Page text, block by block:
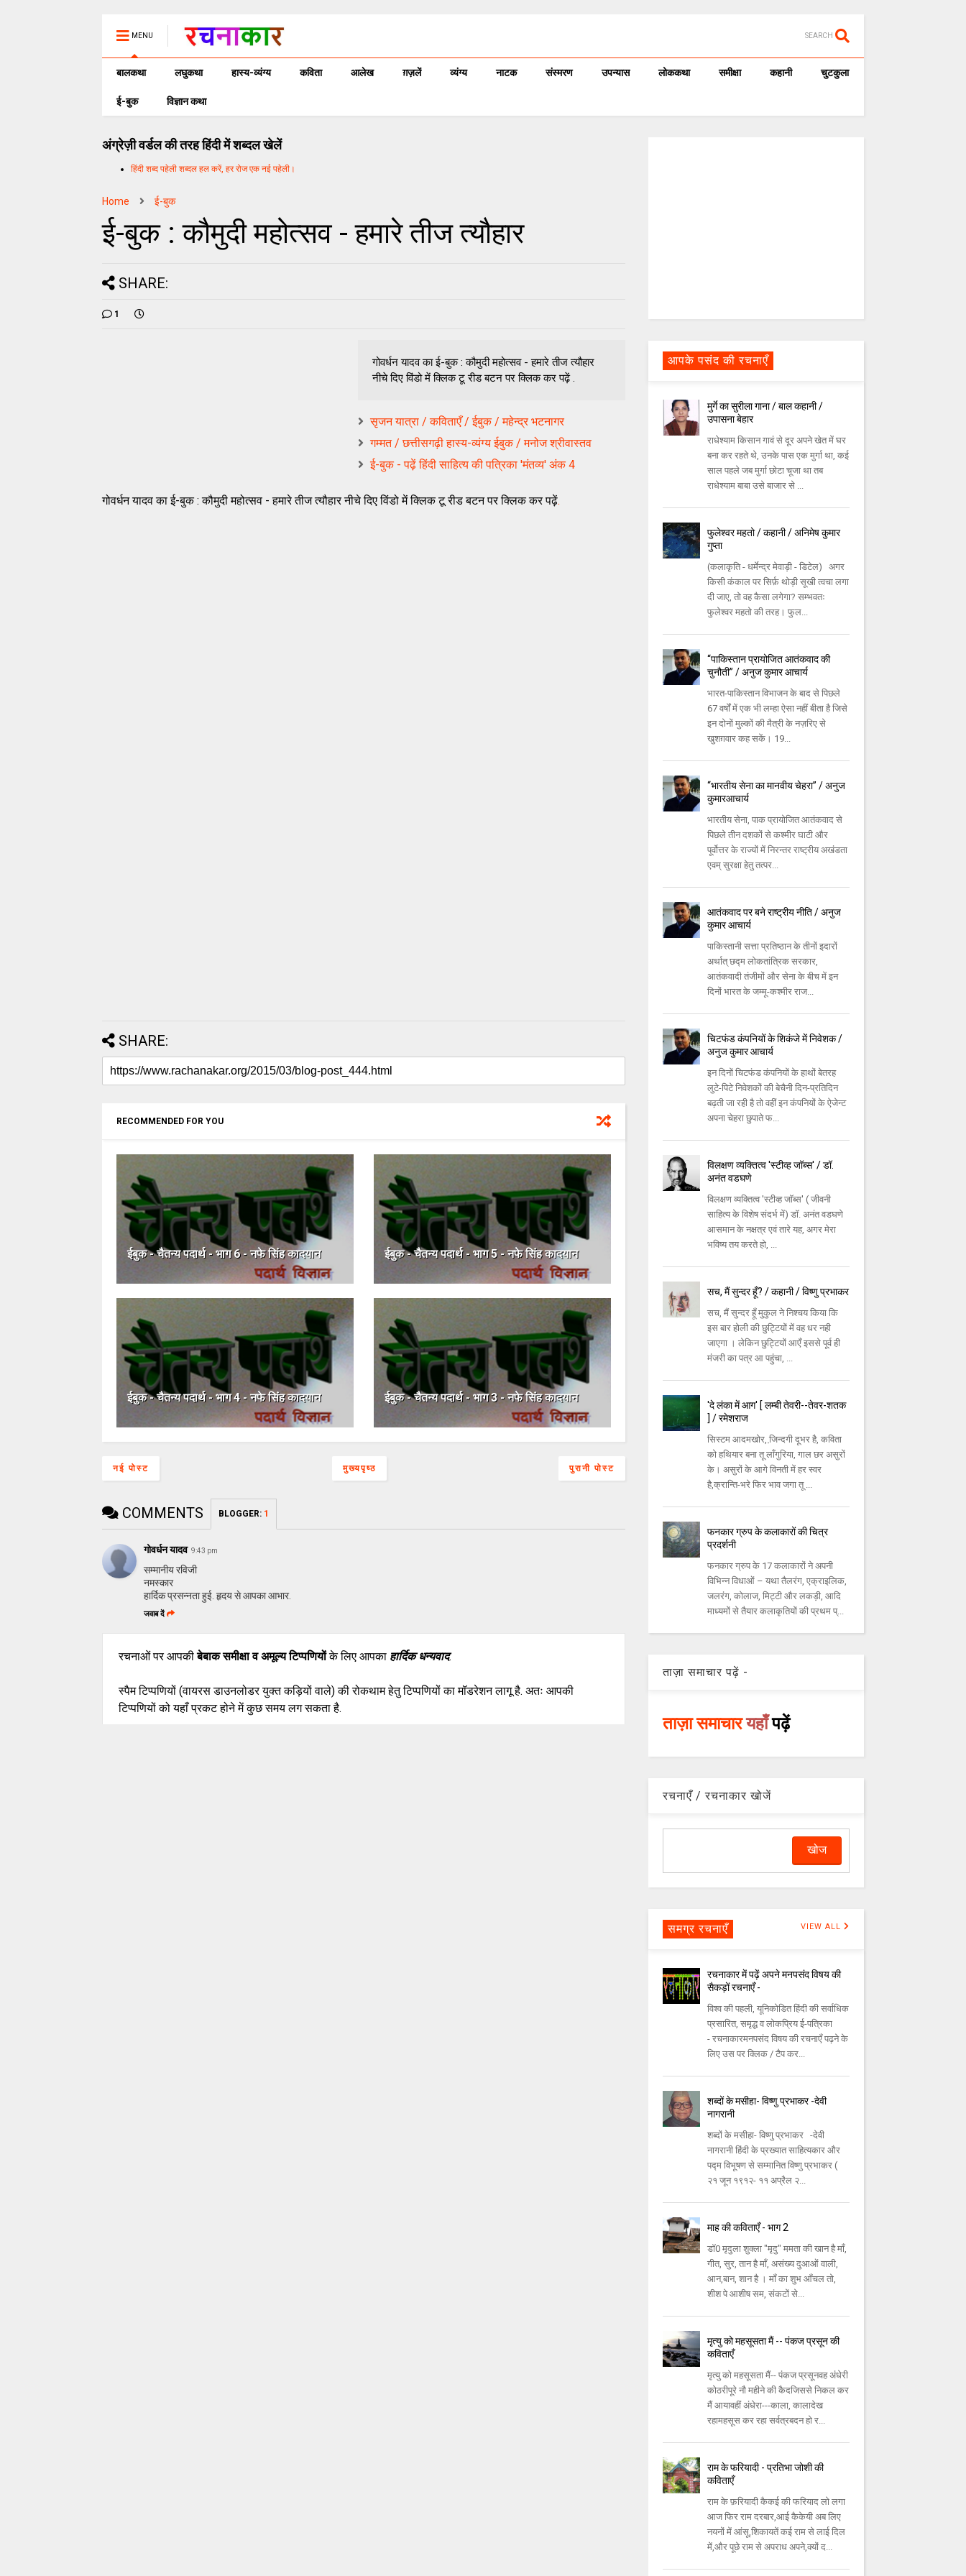
MENU SEARCH
बालकथा लघुकथा हास्य-व्यंग्य कविता आलेख ग़ज़लें व्यंग्य नाटक संस्मरण उपन्यास लोककथा समीक्षा कहानी चुटकुला
ई-बुक विज्ञान कथा
अंग्रेज़ी वर्डल की तरह हिंदी में शब्दल खेलें
हिंदी शब्द पहेली शब्दल हल करें, हर रोज एक नई पहेली।
Home ई-बुक
ई-बुक : कौमुदी महोत्सव - हमारे तीज त्यौहार
SHARE:
1
गोवर्धन यादव का ई-बुक : कौमुदी महोत्सव - हमारे तीज त्यौहार
नीचे दिए विंडो में क्लिक टू रीड बटन पर क्लिक कर पढ़ें .
सृजन यात्रा / कविताएँ / ईबुक / महेन्द्र भटनागर
गम्मत / छत्तीसगढ़ी हास्य-व्यंग्य ईबुक / मनोज श्रीवास्तव
ई-बुक - पढ़ें हिंदी साहित्य की पत्रिका 'मंतव्य' अंक 4
गोवर्धन यादव का ई-बुक : कौमुदी महोत्सव - हमारे तीज त्यौहार नीचे दिए विंडो में क्लिक टू रीड बटन पर क्लिक कर पढ़ें.
SHARE:
RECOMMENDED FOR YOU
ईबुक - चैतन्य पदार्थ - भाग 6 - नफे सिंह कादयान ईबुक - चैतन्य पदार्थ - भाग 5 - नफे सिंह कादयान
ईबुक - चैतन्य पदार्थ - भाग 4 - नफे सिंह कादयान ईबुक - चैतन्य पदार्थ - भाग 3 - नफे सिंह कादयान
नई पोस्ट पुरानी पोस्ट
मुख्यपृष्ठ
COMMENTS BLOGGER: 1
गोवर्धन यादव 9:43 pm
सम्मानीय रविजी
नमस्कार
हार्दिक प्रसन्नता हुई. हृदय से आपका आभार.
जवाब दें
रचनाओं पर आपकीबेबाक समीक्षा व अमूल्य टिप्पणियोंके लिए आपका हार्दिक धन्यवाद.
स्पैम टिप्पणियों (वायरस डाउनलोडर युक्त कड़ियों वाले) की रोकथाम हेतु टिप्पणियों का मॉडरेशन लागू है. अतः आपकी
टिप्पणियों को यहाँ प्रकट होने में कुछ समय लग सकता है.
आपके पसंद की रचनाएँ
मुर्गे का सुरीला गाना / बाल कहानी /
उपासना बेहार
राधेश्याम किसान गावं से दूर अपने खेत में घर
बना कर रहते थे, उनके पास एक मुर्गा था, कई
साल पहले जब मुर्गा छोटा चूजा था तब
राधेश्याम बाबा उसे बाजार से ...
फुलेश्वर महतो / कहानी / अनिमेष कुमार
गुप्ता
(कलाकृति - धर्मेन्द्र मेवाड़ी - डिटेल) अगर
किसी कंकाल पर सिर्फ़ थोड़ी सूखी त्वचा लगा
दी जाए, तो वह कैसा लगेगा? सम्भवतः
फुलेश्वर महतो की तरह। फुल...
‘‘पाकिस्तान प्रायोजित आतंकवाद की
चुनौती’’ / अनुज कुमार आचार्य
भारत-पाकिस्तान विभाजन के बाद से पिछले
67 वर्षों में एक भी लम्हा ऐसा नहीं बीता है जिसे
इन दोनों मुल्कों की मैत्री के नज़रिए से
खुशग़वार कह सकें। 19...
‘‘भारतीय सेना का मानवीय चेहरा’’ / अनुज
कुमारआचार्य
भारतीय सेना, पाक प्रायोजित आतंकवाद से
पिछले तीन दशकों से कश्मीर घाटी और
पूर्वोत्तर के राज्यों में निरन्तर राष्ट्रीय अखंडता
एवम् सुरक्षा हेतु तत्पर...
आतंकवाद पर बने राष्ट्रीय नीति / अनुज
कुमार आचार्य
पाकिस्तानी सत्ता प्रतिष्ठान के तीनों इदारों
अर्थात् छद्म लोकतांत्रिक सरकार,
आतंकवादी तंजीमों और सेना के बीच में इन
दिनों भारत के जम्मू-कश्मीर राज...
चिटफंड कंपनियों के शिकंजे में निवेशक /
अनुज कुमार आचार्य
इन दिनों चिटफंड कंपनियों के हाथों बेतरह
लुटे-पिटे निवेशकों की बेचैनी दिन-प्रतिदिन
बढ़ती जा रही है तो वहीं इन कंपनियों के ऐजेन्ट
अपना चेहरा छुपाते फ...
विलक्षण व्यक्तित्व 'स्टीव्ह जॉब्स' / डॉ.
अनंत वडघणे
विलक्षण व्यक्तित्व 'स्टीव्ह जॉब्स' ( जीवनी
साहित्य के विशेष संदर्भ में) डॉ. अनंत वडघणे
आसमान के नक्षत्र एवं तारे यह, अगर मेरा
भविष्य तय करते हो, ...
सच, मैं सुन्दर हूँ? / कहानी / विष्णु प्रभाकर
सच, मैं सुन्दर हूँ मुकुल ने निश्चय किया कि
इस बार होली की छुट्टियों में वह धर नही
जाएगा । लेकिन छुट्टियों आएँ इससे पूर्व ही
मंजरी का पत्र आ पहुंचा, ...
'दे लंका में आग' [ लम्बी तेवरी--तेवर-शतक
] / रमेशराज
सिस्टम आदमखोर, जि़न्दगी दूभर है, कविता
को हथियार बना तू लाँगुरिया, गाल छर असुरों
के। असुरों के आगे विनती में हर स्वर
है,क्रान्ति-भरे फिर भाव जगा तू ...
फनकार ग्रुप के कलाकारों की चित्र
प्रदर्शनी
फनकार ग्रुप के 17 कलाकारों ने अपनी
विभिन्न विधाओं – यथा तैलरंग, एक्राइलिक,
जलरंग, कोलाज, मिट्टी और लकड़ी, आदि
माध्यमों से तैयार कलाकृतियों की प्रथम प्...
ताज़ा समाचार पढ़ें -
ताज़ा समाचारयहाँपढ़ें
रचनाएँ / रचनाकार खोजें
समग्र रचनाएँ VIEW ALL
रचनाकार में पढ़ें अपने मनपसंद विषय की
सैकड़ों रचनाएँ -
विश्व की पहली, यूनिकोडित हिंदी की सर्वाधिक
प्रसारित, समृद्ध व लोकप्रिय ई-पत्रिका
- रचनाकारमनपसंद विषय की रचनाएँ पढ़ने के
लिए उस पर क्लिक / टैप कर...
शब्दों के मसीहा- विष्णु प्रभाकर -देवी
नागरानी
शब्दों के मसीहा- विष्णु प्रभाकर -देवी
नागरानी हिंदी के प्रख्यात साहित्यकार और
पद्म विभूषण से सम्मानित विष्णु प्रभाकर (
२१ जून १९१२- ११ अप्रैल २...
माह की कविताएँ - भाग 2
डॉ0 मृदुला शुक्ला "मृदु" ममता की खान है माँ,
गीत, सुर, तान है माँ, असंख्य दुआओं वाली,
आन,बान, शान है । माँ का शुभ आँचल तो,
शीश पे आशीष सम, संकटों से...
मृत्यु को महसूसता मैं -- पंकज प्रसून की
कविताएँ
मृत्यु को महसूसता मैं-- पंकज प्रसूनवह अंधेरी
कोठरीपूरे नौ महीने की कैदजिससे निकल कर
मैं आयावहीं अंधेरा---काला, कालादेख
रहामहसूस कर रहा सर्वत्रबदन हो र...
राम के फरियादी - प्रतिभा जोशी की
कविताएँ
राम के फ़रियादी कैकई की फरियाद लो लगा
आज फिर राम दरबार,आई कैकेयी अब लिए
नयनों में आंसू,शिकायतें कई राम से लाई दिल
में,और पूछे राम से अपराध अपने,क्यों द...